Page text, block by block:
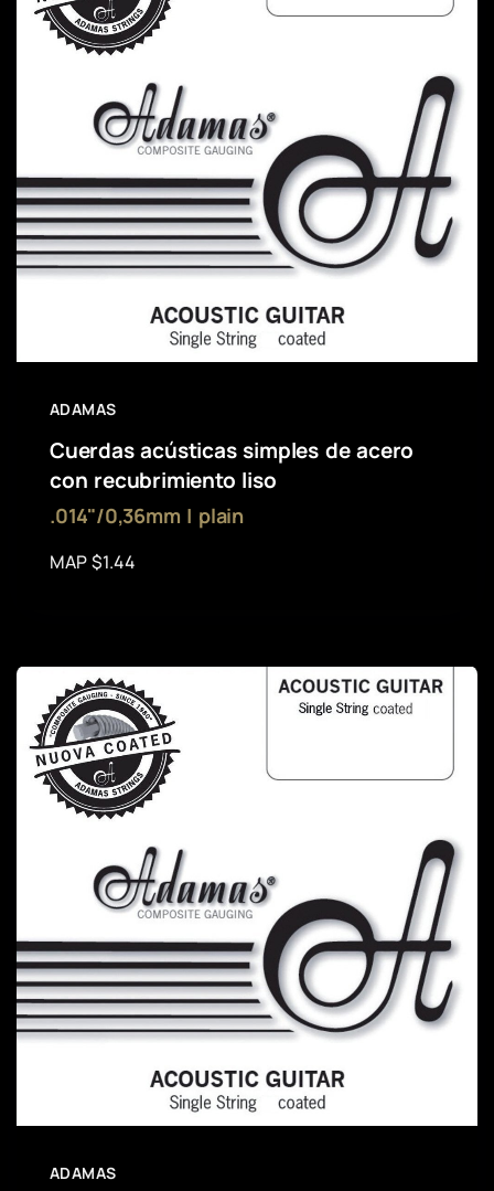
ADAMAS
Cuerdas acústicas simples de acero
con recubrimiento liso
.014"/0,36mm | plain
MAP $1.44
ADAMAS